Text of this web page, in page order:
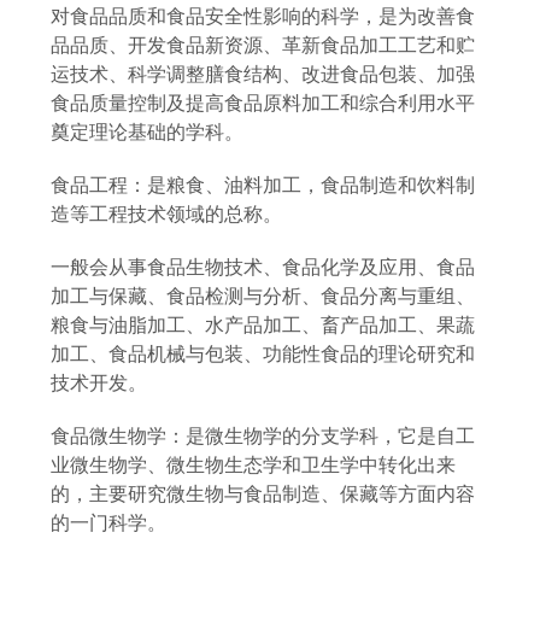
对食品品质和食品安全性影响的科学，是为改善食
品品质、开发食品新资源、革新食品加工工艺和贮
运技术、科学调整膳食结构、改进食品包装、加强
食品质量控制及提高食品原料加工和综合利用水平
奠定理论基础的学科。
食品工程：是粮食、油料加工，食品制造和饮料制
造等工程技术领域的总称。
一般会从事食品生物技术、食品化学及应用、食品
加工与保藏、食品检测与分析、食品分离与重组、
粮食与油脂加工、水产品加工、畜产品加工、果蔬
加工、食品机械与包装、功能性食品的理论研究和
技术开发。
食品微生物学：是微生物学的分支学科，它是自工
业微生物学、微生物生态学和卫生学中转化出来
的，主要研究微生物与食品制造、保藏等方面内容
的一门科学。